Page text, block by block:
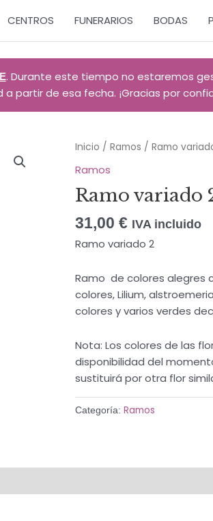
CENTROS FUNERARIOS BODAS
. Durante este tiempo no estaremos
partir de esa fecha. ¡Gracias por
Inicio / Ramos / Ramo
Ramos
Ramo variado
31,00 € IVA incluido
Ramo variado 2
Ramo de colores alegres
colores, Lilium,
colores y varios verdes
Nota: Los colores de las
disponibilidad del
sustituirá por otra flor
Categoría: Ramos